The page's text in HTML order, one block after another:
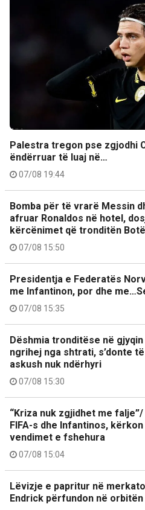
Palestra tregon pse zgjodhi
ëndërruar të luaj në…
07/08 19:44
Bomba për të vrarë Messin
afruar Ronaldos në hotel,
kërcënimet që tronditën
07/08 15:50
Presidentja e Federatës
me Infantinon, por dhe
07/08 15:35
Dëshmia tronditëse në
ngrihej nga shtrati, s’donte
askush nuk ndërhyri
07/08 15:30
“Kriza nuk zgjidhet me
FIFA-s dhe Infantinos,
vendimet e fshehura
07/08 15:04
Lëvizje e papritur në
Endrick përfundon në